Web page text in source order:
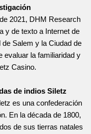
2021, DHM Research
y de texto a Internet de
Salem y la Ciudad de
evaluar la familiaridad y
Casino.
de indios Siletz
es una confederación
En la década de 1800,
de sus tierras natales